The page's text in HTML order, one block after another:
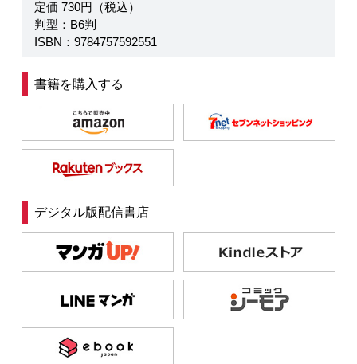
定価 730円（税込）
判型：B6判
ISBN：9784757592551
書籍を購入する
デジタル版配信書店